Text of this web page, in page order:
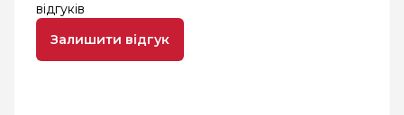
відгуків
Залишити відгук